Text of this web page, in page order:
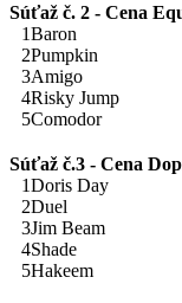
Súťaž č. 2 - Cena
1Baron
2Pumpkin
3Amigo
4Risky Jump
5Comodor
Súťaž č.3 - Cena
1Doris Day
2Duel
3Jim Beam
4Shade
5Hakeem